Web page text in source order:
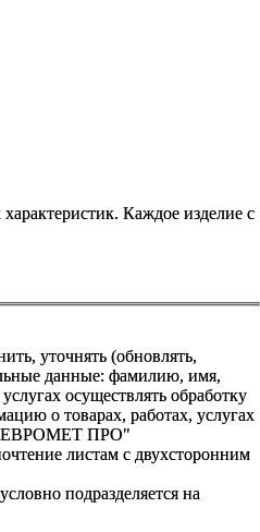
Каждое изделие с
уточнять (обновлять,
данные: фамилию, имя,
осуществлять обработку
о товарах, работах, услугах
"ЕВРОМЕТ ПРО"
листам с двухсторонним
подразделяется на